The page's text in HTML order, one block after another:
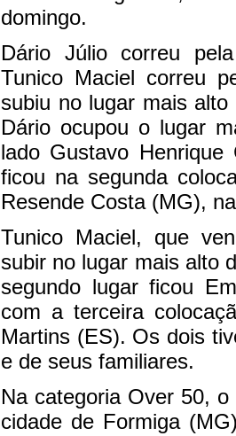
domingo.
Dário Júlio correu
Tunico Maciel correu
subiu no lugar mais
Dário ocupou o lugar
lado Gustavo
ficou na segunda
Resende Costa (MG),
Tunico Maciel, que
subir no lugar mais alto
segundo lugar ficou
com a terceira
Martins (ES). Os dois
e de seus familiares.
Na categoria Over 50,
cidade de Formiga